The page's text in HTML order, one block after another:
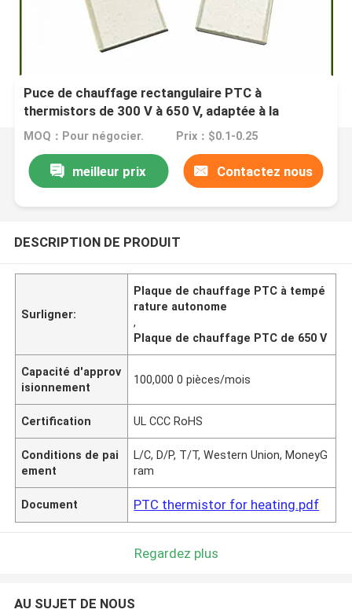
Puce de chauffage rectangulaire PTC à
thermistors de 300 V à 650 V, adaptée à la
climatisation des véhicules électriques
MOQ：Pour négocier. Prix：$0.1-0.25
meilleur prix Contactez nous
DESCRIPTION DE PRODUIT
Surligner:
Plaque de chauffage PTC à tempé
rature autonome
,
Plaque de chauffage PTC de 650 V
Capacité d'approv
isionnement
100,000 0 pièces/mois
Certification UL CCC RoHS
Conditions de pai
ement
L/C, D/P, T/T, Western Union, MoneyG
ram
Document PTC thermistor for heating.pdf
Regardez plus
AU SUJET DE NOUS